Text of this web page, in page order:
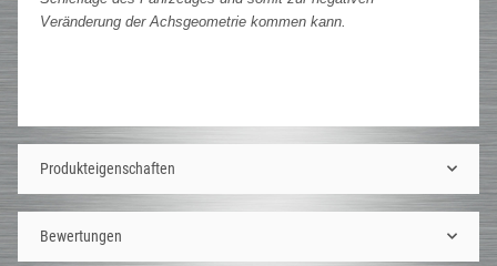
Veränderung der Achsgeometrie kommen kann.
Produkteigenschaften
Bewertungen